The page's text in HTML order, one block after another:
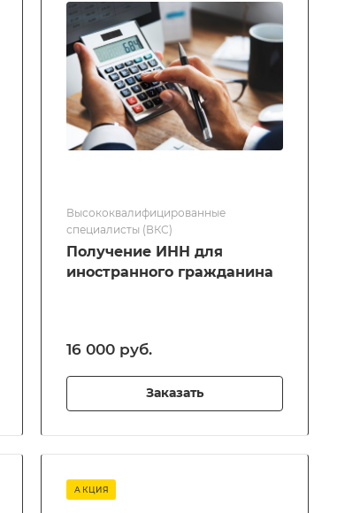
Высококвалифицированные
специалисты (ВКС)
Получение ИНН для
иностранного гражданина
16 000 руб.
Заказать
АКЦИЯ